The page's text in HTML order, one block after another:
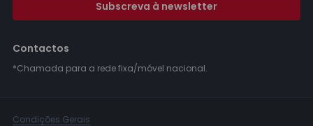
Subscreva à newsletter
Contactos
*Chamada para a rede fixa/móvel nacional.
Condições Gerais